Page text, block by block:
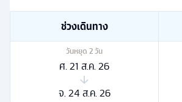
ช่วงเดินทาง
วันหยุด 2วัน
ศ. 21 ส.ค. 26
จ. 24 ส.ค. 26